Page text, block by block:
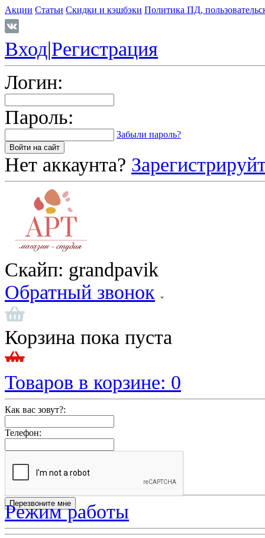
Акции Статьи Скидки и кэшбэки Политика ПД,
Вход|Регистрация
Логин:
Пароль:
Забыли пароль?
Нет аккаунта?
Скайп: grandpavik
Обратный звонок
Корзина пока пуста
Товаров в корзине: 0
Как вас зовут?:
Телефон:
Режим работы